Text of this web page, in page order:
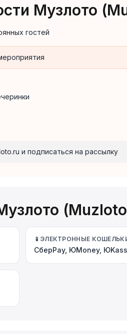
Музлото
гостей
и подписаться на рассылку
📱 ЭЛЕКТРОННЫЕ
СберPay, ЮMoney,